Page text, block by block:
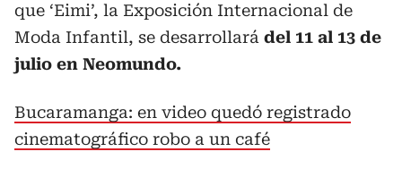
que ‘Eimi’, la Exposición Internacional de
Moda Infantil, se desarrollará del 11 al 13 de
julio en Neomundo.
Bucaramanga: en video quedó registrado
cinematográfico robo a un café